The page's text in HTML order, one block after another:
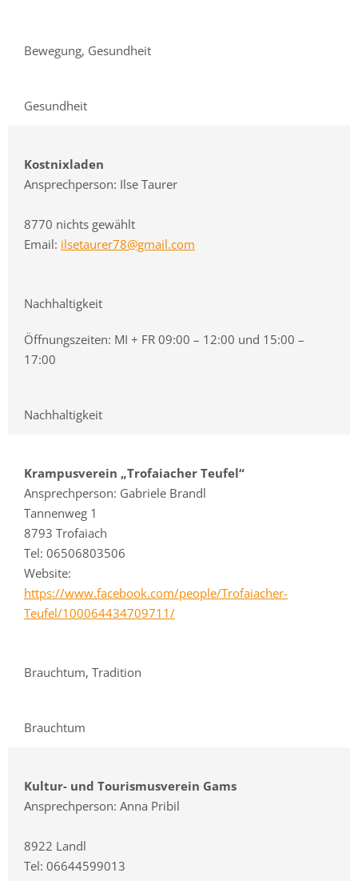
Bewegung, Gesundheit
Gesundheit
Kostnixladen
Ansprechperson: Ilse Taurer
8770 nichts gewählt
Email: ilsetaurer78@gmail.com
Nachhaltigkeit
Öffnungszeiten: MI + FR 09:00 – 12:00 und 15:00 –
17:00
Nachhaltigkeit
Krampusverein „Trofaiacher Teufel“
Ansprechperson: Gabriele Brandl
Tannenweg 1
8793 Trofaiach
Tel: 06506803506
Website:
https://www.facebook.com/people/Trofaiacher-
Teufel/100064434709711/
Brauchtum, Tradition
Brauchtum
Kultur- und Tourismusverein Gams
Ansprechperson: Anna Pribil
8922 Landl
Tel: 06644599013